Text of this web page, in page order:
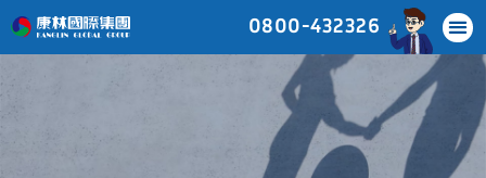
0800-432326